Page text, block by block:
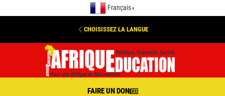
Français ▼
CHOISISSEZ LA LANGUE
FAIRE UN DON